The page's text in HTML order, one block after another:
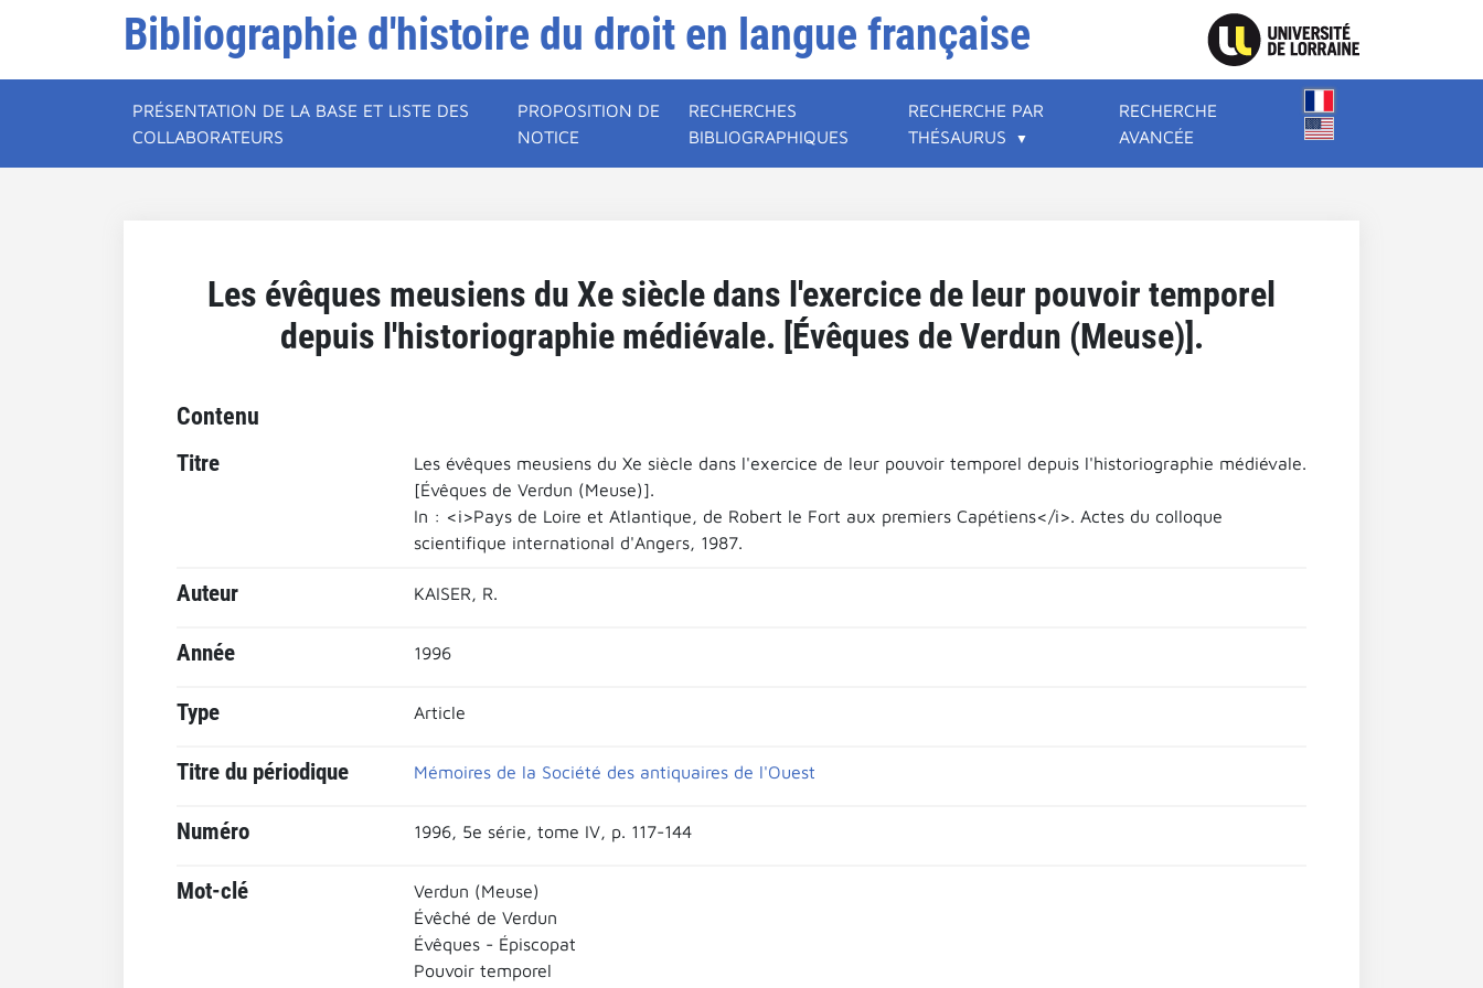
Bibliographie d'histoire du droit en langue française
PRÉSENTATION DE LA BASE ET LISTE DES
COLLABORATEURS
PROPOSITION DE
NOTICE
RECHERCHES
BIBLIOGRAPHIQUES
RECHERCHE PAR
THÉSAURUS
RECHERCHE
AVANCÉE
Les évêques meusiens du Xe siècle dans l'exercice de leur pouvoir temporel
depuis l'historiographie médiévale. [Évêques de Verdun (Meuse)].
Contenu
Titre
Les évêques meusiens du Xe siècle dans l'exercice de leur pouvoir temporel depuis l'historiographie médiévale.
[Évêques de Verdun (Meuse)].
In : <i>Pays de Loire et Atlantique, de Robert le Fort aux premiers Capétiens</i>. Actes du colloque
scientifique international d'Angers, 1987.
Auteur KAISER, R.
Année 1996
Type Article
Titre du périodique Mémoires de la Société des antiquaires de l'Ouest
Numéro 1996, 5e série, tome IV, p. 117-144
Mot-clé
Verdun (Meuse)
Évêché de Verdun
Évêques - Épiscopat
Pouvoir temporel